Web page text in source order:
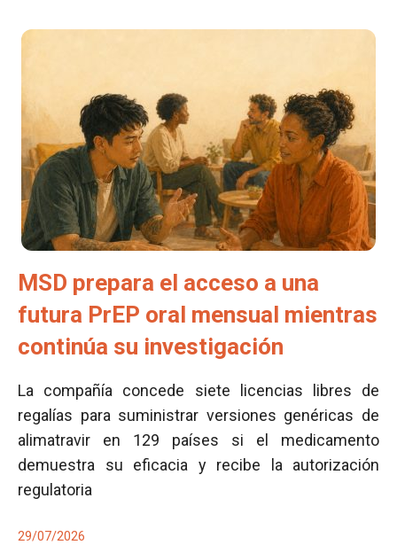
MSD prepara el acceso a una
futura PrEP oral mensual mientras
continúa su investigación
La compañía concede siete licencias libres de
regalías para suministrar versiones genéricas de
alimatravir en 129 países si el medicamento
demuestra su eficacia y recibe la autorización
regulatoria
29/07/2026